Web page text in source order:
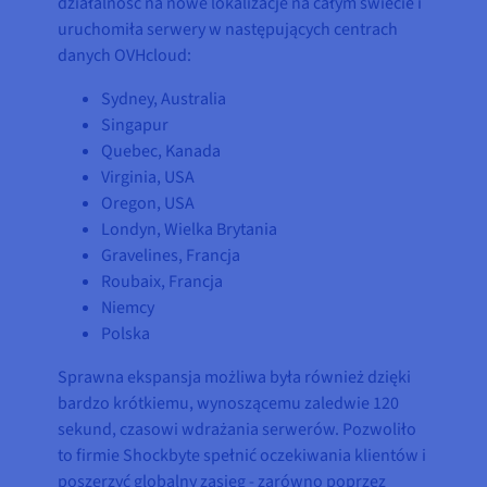
uruchomiła serwery w następujących centrach
danych OVHcloud:
Sydney, Australia
Singapur
Quebec, Kanada
Virginia, USA
Oregon, USA
Londyn, Wielka Brytania
Gravelines, Francja
Roubaix, Francja
Niemcy
Polska
Sprawna ekspansja możliwa była również dzięki
bardzo krótkiemu, wynoszącemu zaledwie 120
sekund, czasowi wdrażania serwerów. Pozwoliło
to firmie Shockbyte spełnić oczekiwania klientów i
poszerzyć globalny zasięg - zarówno poprzez